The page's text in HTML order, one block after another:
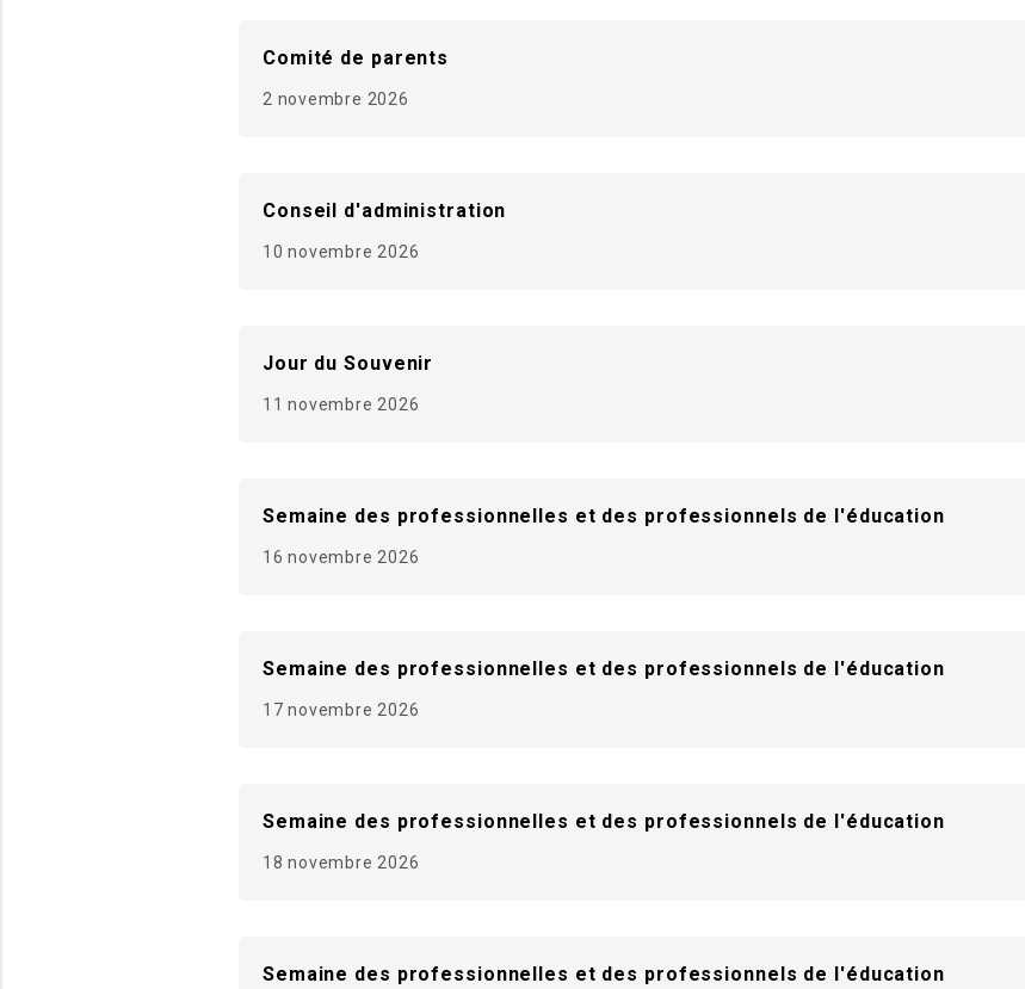
Comité de parents
2 novembre 2026
Conseil d'administration
10 novembre 2026
Jour du Souvenir
11 novembre 2026
Semaine des professionnelles et des professionnels de l'éducation
16 novembre 2026
Semaine des professionnelles et des professionnels de l'éducation
17 novembre 2026
Semaine des professionnelles et des professionnels de l'éducation
18 novembre 2026
Semaine des professionnelles et des professionnels de l'éducation